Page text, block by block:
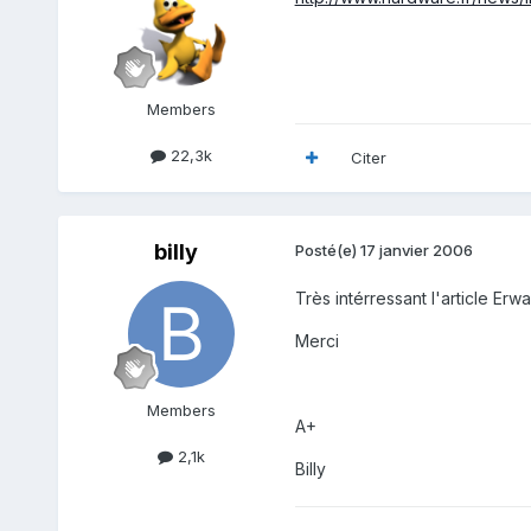
Members
22,3k Citer
billy
Members
2,1k
Posté(e) 17 janvier 2006
Très intérressant l'article
Merci
A+
Billy